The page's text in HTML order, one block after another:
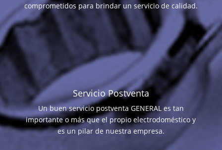
comprometidos para brindar un servicio de calidad.
Servicio Postventa
Un buen servicio postventa GENERAL es tan
importante o más que el propio electrodoméstico y
es un pilar de nuestra empresa.